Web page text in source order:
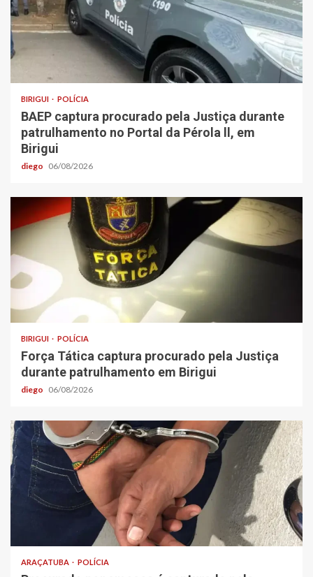
BIRIGUI POLÍCIA
BAEP captura procurado pela Justiça durante
patrulhamento no Portal da Pérola ll, em
Birigui
diego 06/08/2026
BIRIGUI POLÍCIA
Força Tática captura procurado pela Justiça
durante patrulhamento em Birigui
diego 06/08/2026
ARAÇATUBA POLÍCIA